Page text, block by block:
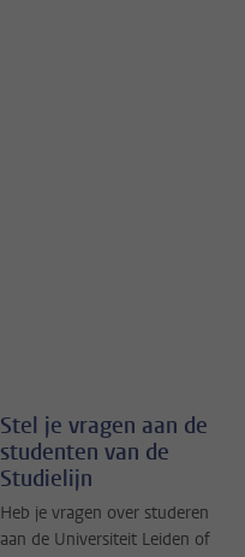
Stel je vragen aan de
studenten van de
Studielijn
Heb je vragen over studeren
aan de Universiteit Leiden of